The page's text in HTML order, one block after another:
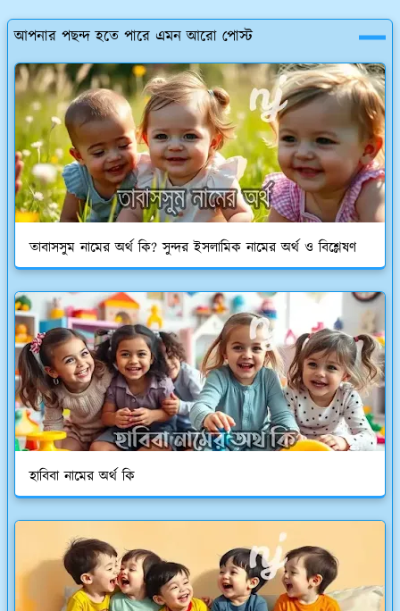
আপনার পছন্দ হতে পারে এমন আরো পোস্ট
তাবাসসুম নামের অর্থ কি? সুন্দর ইসলামিক নামের অর্থ ও বিশ্লেষণ
হাবিবা নামের অর্থ কি